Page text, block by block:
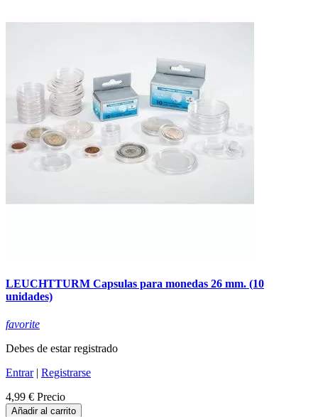
LEUCHTTURM Capsulas para monedas 26 mm. (10
unidades)
favorite
Debes de estar registrado
Entrar| Registrarse
4,99 € Precio
Añadir al carrito